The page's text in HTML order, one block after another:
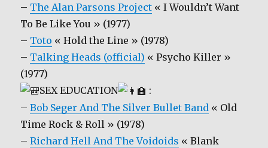
– The Alan Parsons Project « I Wouldn’t Want
To Be Like You » (1977)
– Toto « Hold the Line » (1978)
– Talking Heads (official) « Psycho Killer »
(1977)
SEX EDUCATION
:
–Bob Seger And The Silver Bullet Band « Old
Time Rock & Roll » (1978)
–Richard Hell And The Voidoids « Blank